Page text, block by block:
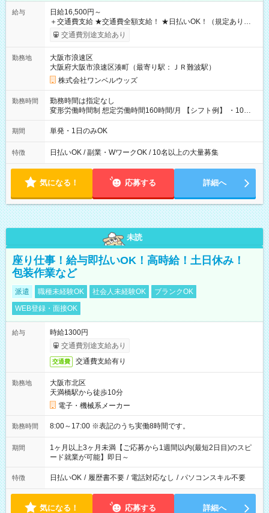
給与
日給16,500円～
＋交通費支給 ★交通費全額支給！ ★日払いOK！（規定あり） ┗
働いたその日に現金GET♪ お仕事後はコンビニATMから 日払
交通費別途支給あり
勤務地
大阪市浪速区
大阪府大阪市浪速区湊町（最寄り駅：ＪＲ難波駅）
株式会社ワンベルウッズ
勤務時間
勤務時間は指定なし
変形労働時間制 想定労働時間160時間/月 【シフト例】 ・10：
00～20：00
期間 単発・1日のみOK
特徴 日払いOK / 副業・WワークOK / 10名以上の大量募集
気になる！ 応募する 詳細へ
未読
座り仕事！給与即払いOK！高時給！土日休み！
包装作業など
派遣 職種未経験OK 社会人未経験OK
ブランクOK
WEB登録・面接OK
給与
時給1300円
交通費別途支給あり
交通費 交通費支給有り
勤務地
大阪市北区
天満橋駅から徒歩10分
電子・機械系メーカー
勤務時間 8:00～17:00 ※表記のうち実働8時間です。
期間
1ヶ月以上3ヶ月未満【ご応募から1週間以内(最短2日目)のスピ
ード就業が可能】即日～
特徴 日払いOK / 履歴書不要 / 電話対応なし / パソコンスキル不要
気になる！ 応募する 詳細へ